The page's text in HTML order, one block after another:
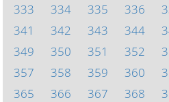
333
334 335 336
341
342 343 344
349
350 351 352
357
358 359 360
365
366 367 368